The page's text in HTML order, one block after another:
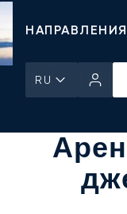
НАПРАВЛЕНИЯ
RU
ПОЛУЧИТЬ